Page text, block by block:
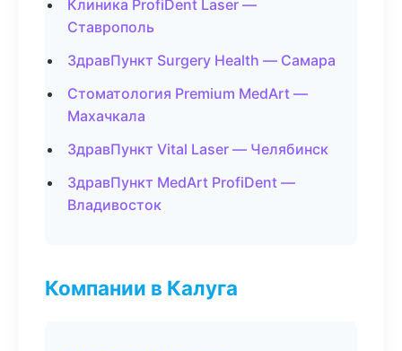
Клиника ProfiDent Laser —
Ставрополь
ЗдравПункт Surgery Health — Самара
Стоматология Premium MedArt —
Махачкала
ЗдравПункт Vital Laser — Челябинск
ЗдравПункт MedArt ProfiDent —
Владивосток
Компании в Калуга